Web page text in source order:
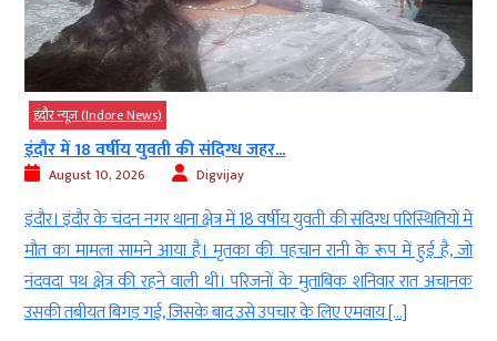
इंदौर न्यूज़ (Indore News)
इंदौर में 18 वर्षीय युवती की संदिग्ध जहर...
August 10, 2026 Digvijay
इंदौर। इंदौर के चंदन नगर थाना क्षेत्र में 18 वर्षीय युवती की संदिग्ध परिस्थितियों में
मौत का मामला सामने आया है। मृतका की पहचान रानी के रूप में हुई है, जो
नंदवदा पथ क्षेत्र की रहने वाली थी। परिजनों के मुताबिक शनिवार रात अचानक
उसकी तबीयत बिगड़ गई, जिसके बाद उसे उपचार के लिए एमवाय […]